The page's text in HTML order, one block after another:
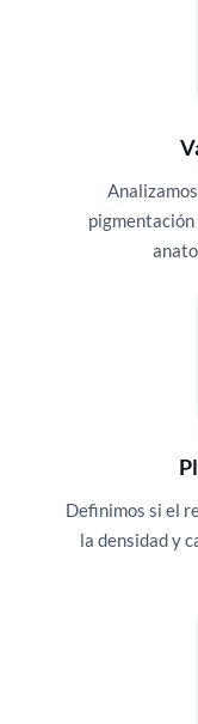
pigmentación
Definimos si el
la densidad y